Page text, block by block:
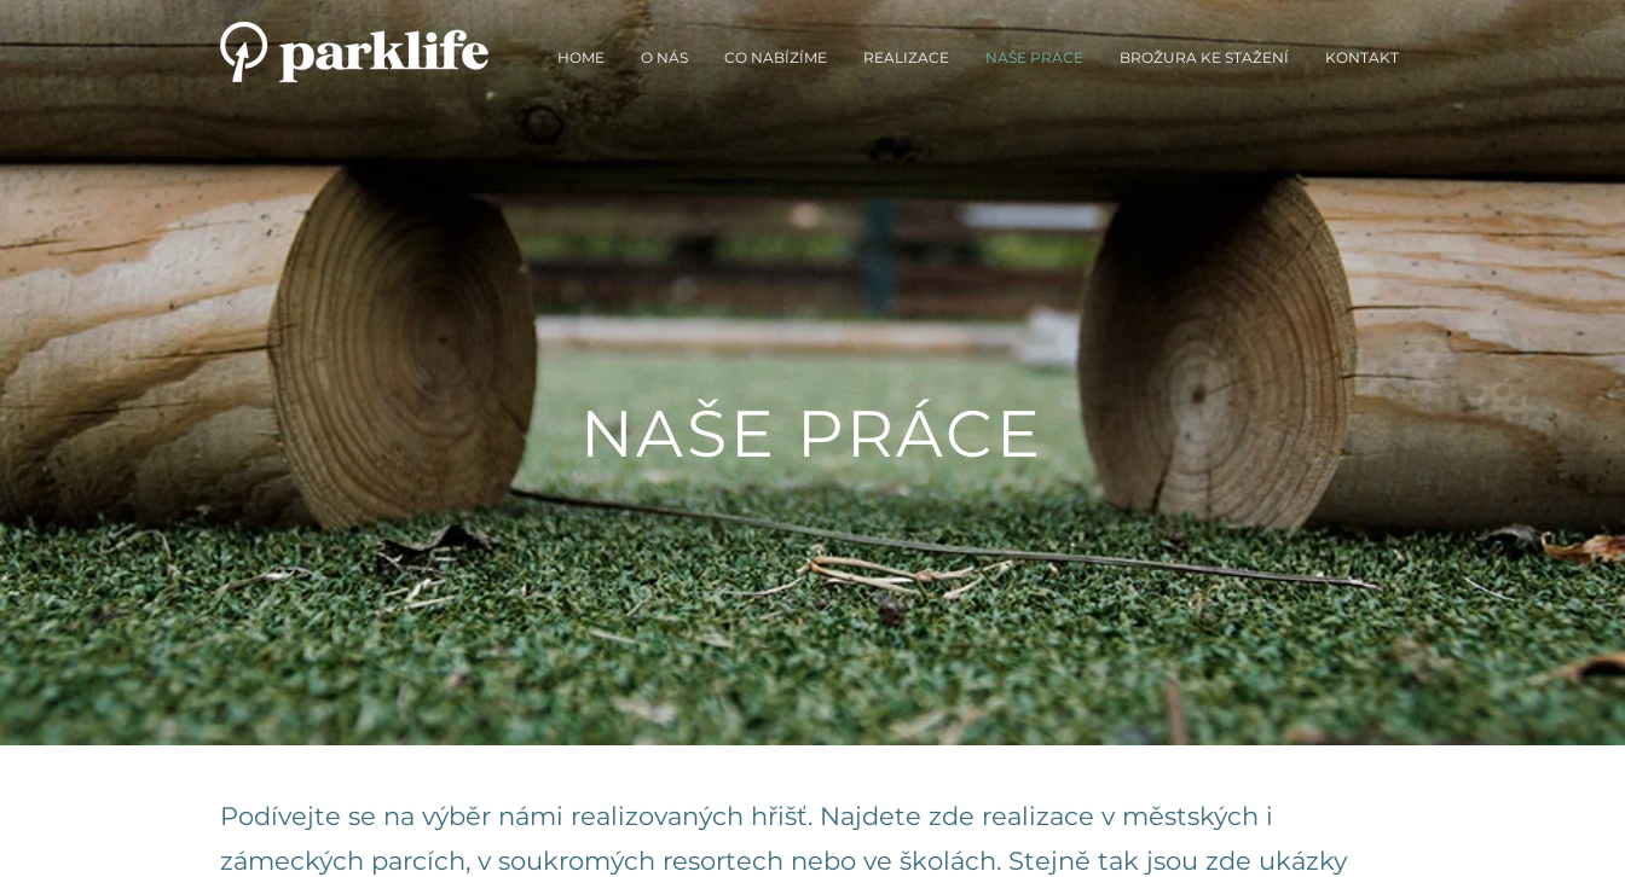
HOME O NÁS CO NABÍZÍME REALIZACE NAŠE PRÁCE BROŽURA KE STAŽENÍ KONTAKT
NAŠE PRÁCE
Podívejte se na výběr námi realizovaných hřišť. Najdete zde realizace v městských i
zámeckých parcích, v soukromých resortech nebo ve školách. Stejně tak jsou zde ukázky